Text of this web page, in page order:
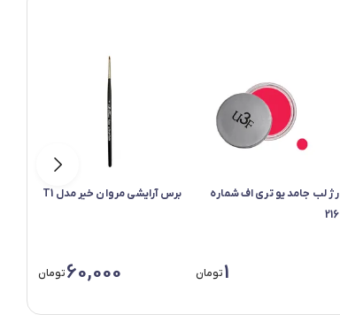
رژ لب جامد یو تری اف شماره
216
1تومان
برس آرایشی مروان خیر مدل T1
60,000تومان